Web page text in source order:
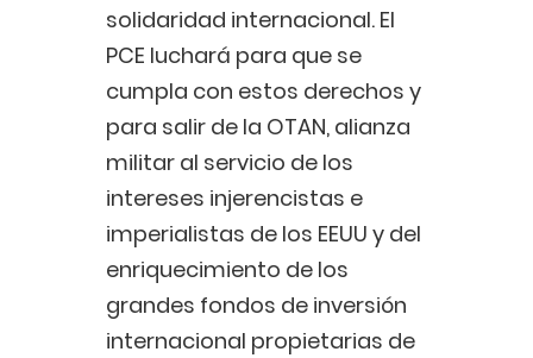
solidaridad internacional. El
PCE luchará para que se
cumpla con estos derechos y
para salir de la OTAN, alianza
militar al servicio de los
intereses injerencistas e
imperialistas de los EEUU y del
enriquecimiento de los
grandes fondos de inversión
internacional propietarias de